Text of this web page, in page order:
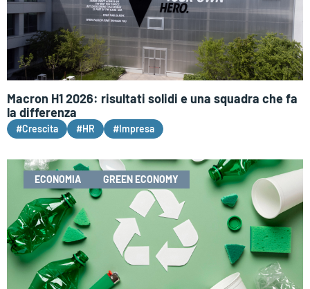
Macron H1 2026: risultati solidi e una squadra che fa
la differenza
#Crescita #HR #Impresa
ECONOMIA GREEN ECONOMY